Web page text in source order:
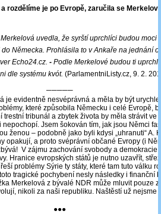
rozdělíme je po Evropě, zaručila se
uvedla, že syrští uprchlíci budou moci
Německa. Prohlásila to v Ankaře na jednání
Echo24.cz. - Podle Merkelové budou ti
dle systému kvót. (ParlamentniListy.cz, 9. 2.
─────
je evidentně nesvéprávná a měla by být
které způsobila Německu i celé Evropě,
tribunál a zbytek života by měla strávit ve
Jsem šokován tím, jak jsou Němci
ženou – podobně jako byli kdysi „uhranuti“ A.
opakují, a proto svéprávní občané Evropy (i
V zájmu zachování svobody a demokracie
Hranice evropských států je nutno uzavřít,
problémy Sýrie ty státy, které tam tuto válku
tragické pochybení nesly následky i finanční
Merkelová z bývalé NDR může mluvit pouze
nikoli za naši republiku. Naštěstí už nejsme
●●●